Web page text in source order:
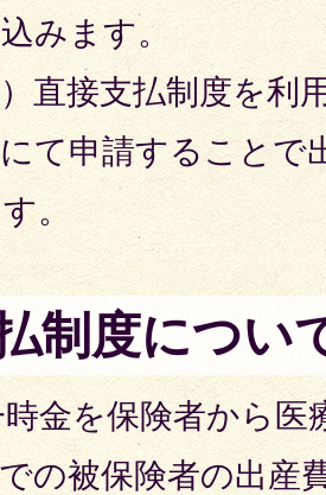
みます。
）直接支払制度を
て申請することで
。
制度につい
金を保険者から医
の被保険者の出産